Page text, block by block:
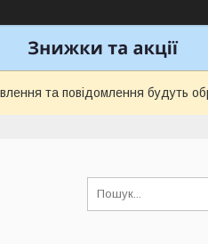
та повідомлення будуть